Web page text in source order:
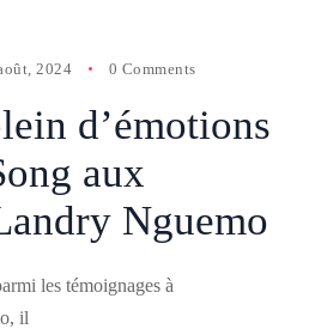
2024 0 Comments
d’émotions
aux
Nguemo
les témoignages à
il